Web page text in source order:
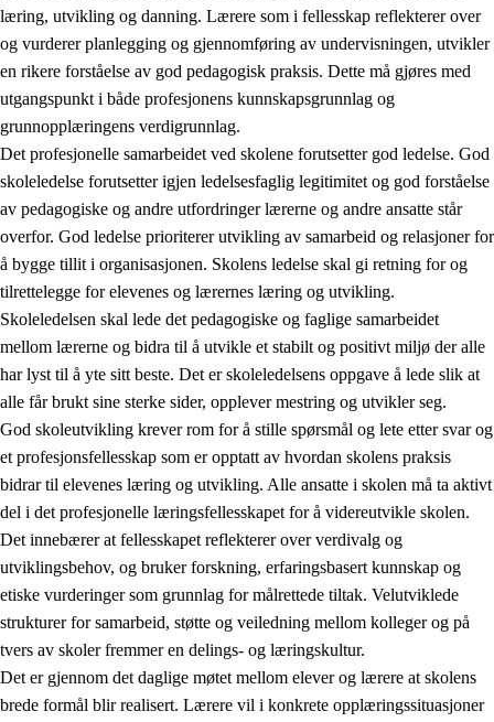
læring, utvikling og danning. Lærere som i fellesskap reflekterer over
og vurderer planlegging og gjennomføring av undervisningen, utvikler
en rikere forståelse av god pedagogisk praksis. Dette må gjøres med
utgangspunkt i både profesjonens kunnskapsgrunnlag og
grunnopplæringens verdigrunnlag.
Det profesjonelle samarbeidet ved skolene forutsetter god ledelse. God
skoleledelse forutsetter igjen ledelsesfaglig legitimitet og god forståelse
av pedagogiske og andre utfordringer lærerne og andre ansatte står
overfor. God ledelse prioriterer utvikling av samarbeid og relasjoner for
å bygge tillit i organisasjonen. Skolens ledelse skal gi retning for og
tilrettelegge for elevenes og lærernes læring og utvikling.
Skoleledelsen skal lede det pedagogiske og faglige samarbeidet
mellom lærerne og bidra til å utvikle et stabilt og positivt miljø der alle
har lyst til å yte sitt beste. Det er skoleledelsens oppgave å lede slik at
alle får brukt sine sterke sider, opplever mestring og utvikler seg.
God skoleutvikling krever rom for å stille spørsmål og lete etter svar og
et profesjonsfellesskap som er opptatt av hvordan skolens praksis
bidrar til elevenes læring og utvikling. Alle ansatte i skolen må ta aktivt
del i det profesjonelle læringsfellesskapet for å videreutvikle skolen.
Det innebærer at fellesskapet reflekterer over verdivalg og
utviklingsbehov, og bruker forskning, erfaringsbasert kunnskap og
etiske vurderinger som grunnlag for målrettede tiltak. Velutviklede
strukturer for samarbeid, støtte og veiledning mellom kolleger og på
tvers av skoler fremmer en delings- og læringskultur.
Det er gjennom det daglige møtet mellom elever og lærere at skolens
brede formål blir realisert. Lærere vil i konkrete opplæringssituasjoner